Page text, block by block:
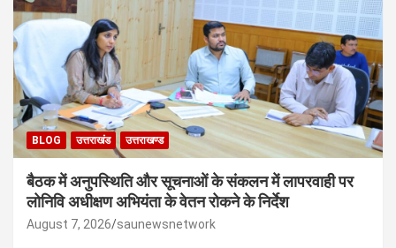
BLOG उत्तराखंड उत्तराखण्ड
बैठक में अनुपस्थिति और सूचनाओं के संकलन में लापरवाही पर
लोनिवि अधीक्षण अभियंता के वेतन रोकने के निर्देश
August 7, 2026 saunewsnetwork